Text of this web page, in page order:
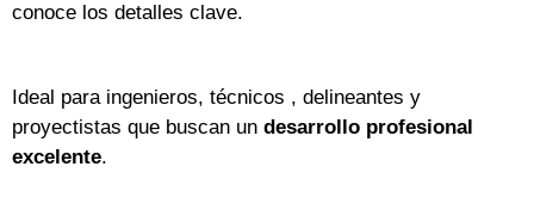
conoce los detalles clave.
Ideal para ingenieros, técnicos , delineantes y
proyectistas que buscan un desarrollo profesional
excelente.